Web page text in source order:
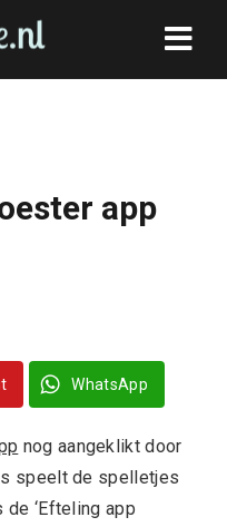
app
WhatsApp
nog aangeklikt door
speelt de spelletjes
‘Efteling app